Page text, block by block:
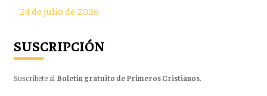
24 de julio de 2026
SUSCRIPCIÓN
Suscríbete al Boletín gratuito de Primeros Cristianos.